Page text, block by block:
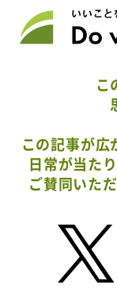
こ
この記事が広
日常が当た
ご賛同いた